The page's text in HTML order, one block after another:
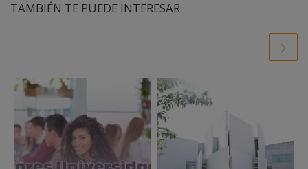
TAMBIÉN TE PUEDE INTERESAR